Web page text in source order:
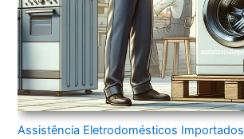
Assistência Eletrodomésticos Importados